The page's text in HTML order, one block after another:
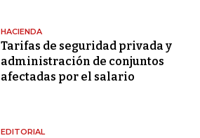
HACIENDA
Tarifas de seguridad privada y
administración de conjuntos
afectadas por el salario
EDITORIAL